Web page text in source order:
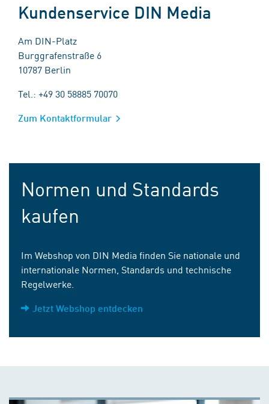
Kundenservice DIN Media
Am DIN-Platz
Burggrafenstraße 6
10787 Berlin
Tel.: +49 30 58885 70070
Zum Kontaktformular
Normen und Standards
kaufen
Im Webshop von DIN Media finden Sie nationale und
internationale Normen, Standards und technische
Regelwerke.
Jetzt Webshop entdecken